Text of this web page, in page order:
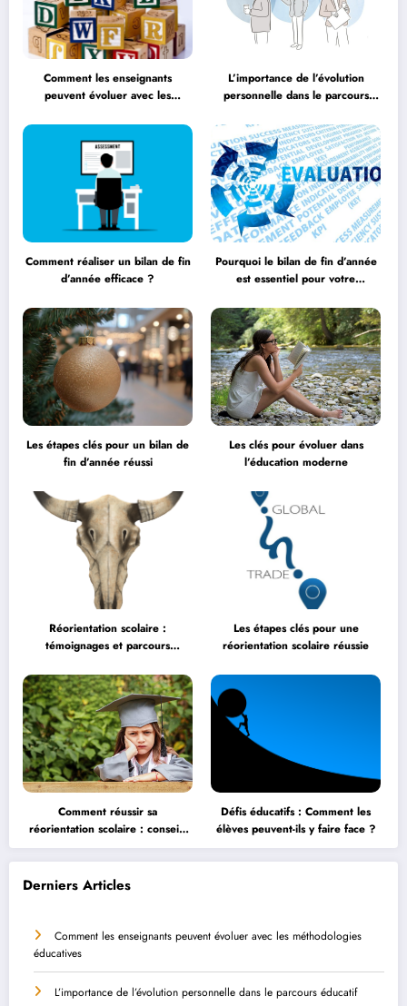
Comment les enseignants
peuvent évoluer avec les
L’importance de l’évolution
personnelle dans le parcours
Comment réaliser un bilan de fin
d’année efficace ?
Pourquoi le bilan de fin d’année
est essentiel pour votre
Les étapes clés pour un bilan de
fin d’année réussi
Les clés pour évoluer dans
l’éducation moderne
Réorientation scolaire :
témoignages et parcours
Les étapes clés pour une
réorientation scolaire réussie
Comment réussir sa
réorientation scolaire : conseils
et astuces
Défis éducatifs : Comment les
élèves peuvent-ils y faire face ?
Derniers Articles
Comment les enseignants peuvent évoluer avec les méthodologies
éducatives
L’importance de l’évolution personnelle dans le parcours éducatif